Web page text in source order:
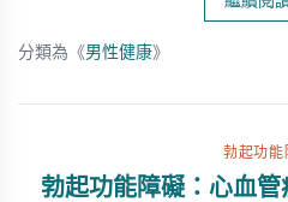
分類為《男性健康》
勃起功能
勃起功能障礙：心血